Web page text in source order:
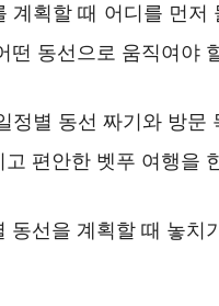
계획할 때 어디를 먼저
떤 동선으로 움직여야
정별 동선 짜기와 방
편안한 벳푸 여행을
동선을 계획할 때 놓치